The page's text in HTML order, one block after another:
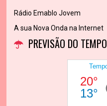
Rádio Emablo Jovem
A sua Nova Onda na Internet
PREVISÃO DO TEMPO